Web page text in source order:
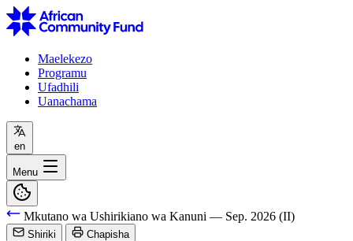
Maelekezo
Programu
Ufadhili
Uanachama
en
Menu
Mkutano wa Ushirikiano wa Kanuni — Sep. 2026 (II)
Shiriki Chapisha